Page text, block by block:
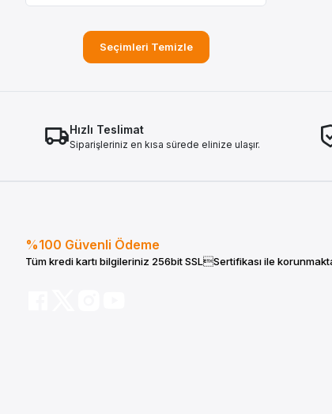
Seçimleri Temizle
Hızlı Teslimat
Siparişleriniz en kısa sürede elinize ulaşır.
%100 Güvenli Ödeme
Tüm kredi kartı bilgileriniz 256bit SSLSertifikası ile